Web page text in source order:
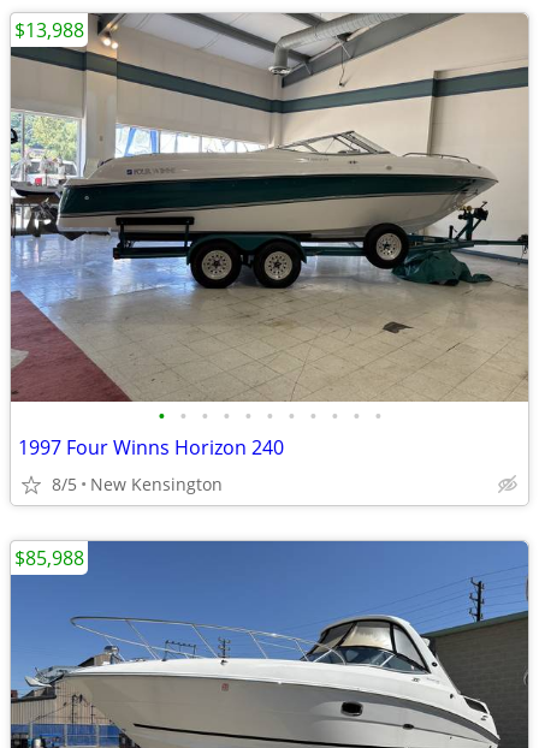
• • • • • • • • • • •
1997 Four Winns Horizon 240
8/5 New Kensington
$13,988
$85,988